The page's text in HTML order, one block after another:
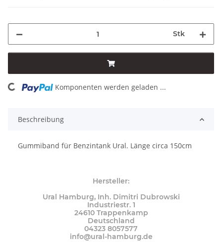
Stk
Loading... Komponenten werden geladen ...
Beschreibung
Gummiband für Benzintank Ural. Länge circa 150cm
Hersteller:
Ural Hamburg, Inh. Dimitri Dubrowski
Industriestr. 1
24610 Trappenkamp
Deutschland
04323 8057577
info@ural-hamburg.de